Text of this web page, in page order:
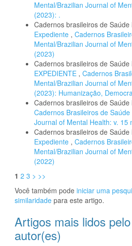
Mental/Brazilian Journal of
(2023): .
Cadernos brasileiros de Saúde
Expediente , Cadernos
Mental/Brazilian Journal of
(2023)
Cadernos brasileiros de Saúde
EXPEDIENTE , Cadernos
Mental/Brazilian Journal of
(2023): Humanização,
Cadernos brasileiros de Saúde
Cadernos Brasileiros de
Journal of Mental Health: v. 15
Cadernos brasileiros de Saúde
Expediente , Cadernos
Mental/Brazilian Journal of
(2022)
1 2 3 > >>
Você também pode iniciar uma
similaridade para este artigo.
Artigos mais lidos
autor(es)